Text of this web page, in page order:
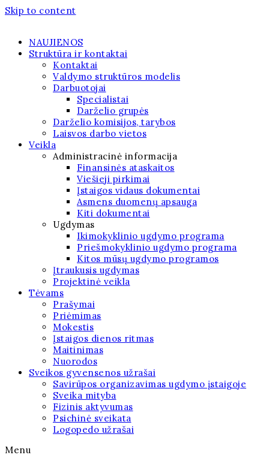
Skip to content
NAUJIENOS
Struktūra ir kontaktai
Kontaktai
Valdymo struktūros modelis
Darbuotojai
Specialistai
Darželio grupės
Darželio komisijos, tarybos
Laisvos darbo vietos
Veikla
Administracinė informacija
Finansinės ataskaitos
Viešieji pirkimai
Įstaigos vidaus dokumentai
Asmens duomenų apsauga
Kiti dokumentai
Ugdymas
Ikimokyklinio ugdymo programa
Priešmokyklinio ugdymo programa
Kitos mūsų ugdymo programos
Įtraukusis ugdymas
Projektinė veikla
Tėvams
Prašymai
Priėmimas
Mokestis
Įstaigos dienos ritmas
Maitinimas
Nuorodos
Sveikos gyvensenos užrašai
Savirūpos organizavimas ugdymo įstaigoje
Sveika mityba
Fizinis aktyvumas
Psichinė sveikata
Logopedo užrašai
Menu